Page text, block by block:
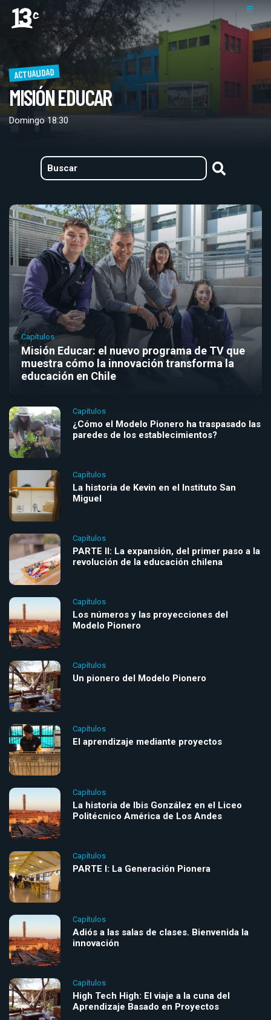
ACTUALIDAD
MISIÓN EDUCAR
Domingo 18:30
Capítulos
Misión Educar: el nuevo programa de TV que
muestra cómo la innovación transforma la
educación en Chile
Capítulos
¿Cómo el Modelo Pionero ha traspasado las
paredes de los establecimientos?
Capítulos
La historia de Kevin en el Instituto San
Miguel
Capítulos
PARTE II: La expansión, del primer paso a la
revolución de la educación chilena
Capítulos
Los números y las proyecciones del
Modelo Pionero
Capítulos
Un pionero del Modelo Pionero
Capítulos
El aprendizaje mediante proyectos
Capítulos
La historia de Ibis González en el Liceo
Politécnico América de Los Andes
Capítulos
PARTE I: La Generación Pionera
Capítulos
Adiós a las salas de clases. Bienvenida la
innovación
Capítulos
High Tech High: El viaje a la cuna del
Aprendizaje Basado en Proyectos